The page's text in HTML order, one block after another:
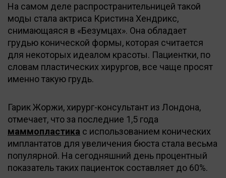
На самом деле распространительницей такой
моды стала актриса Кристина Хендрикс,
снимающаяся в «Безумцах». Она обладает
грудью конической формы, которая считается
для некоторых идеалом красоты. Пациентки, по
словам пластических хирургов, все чаще просят
именно такую грудь.
Гарик Жоржи, хирург-консультант из Лондона,
отмечает, что за последние 1,5 года
маммопластика с использованием конических
имплантатов для увеличения бюста стала весьма
популярной. На сегодняшний день процентный
показатель таких пациенток составляет до 60%.